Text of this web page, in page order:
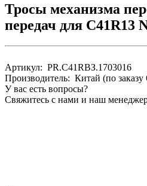
Тросы механизма
передач для C41R13
Артикул: PR.C41RBЗ.1703016
Производитель: Китай (по
У вас есть вопросы?
Свяжитесь с нами и наш менеджер